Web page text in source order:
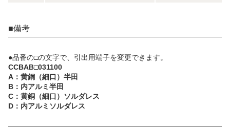
■備考
●品番の□の文字で、引出用端子を変更できます。
CCBAB□031100
A：黄銅（細口）半田
B：内アルミ半田
C：黄銅（細口）ソルダレス
D：内アルミソルダレス